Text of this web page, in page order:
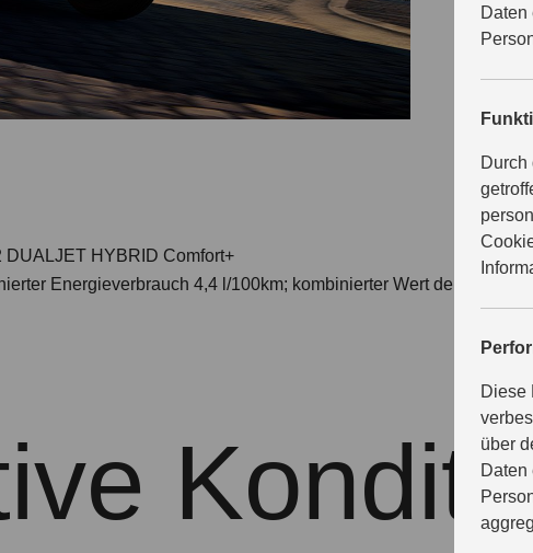
Daten
Durch
Diese
über
Daten
HYBRID Comfort+
Energieverbrauch 4,4 l/100km; kombinierter Wert der CO₂-